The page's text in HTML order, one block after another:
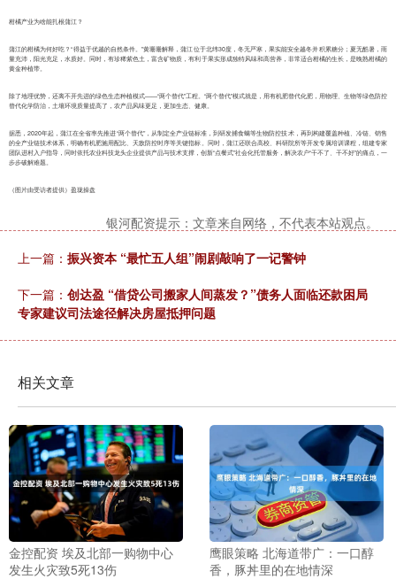
柑橘产业为啥能扎根蒲江？
蒲江的柑橘为何好吃？“得益于优越的自然条件。”黄珊珊解释，蒲江位于北纬30度，冬无严寒，果实能安全越冬并积累糖分；夏无酷暑，雨
量充沛，阳光充足，水质好。同时，有珍稀紫色土，富含矿物质，有利于果实形成独特风味和高营养，非常适合柑橘的生长，是晚熟柑橘的
黄金种植带。
除了地理优势，还离不开先进的绿色生态种植模式——“两个替代”工程。“两个替代”模式就是，用有机肥替代化肥，用物理、生物等绿色防控
替代化学防治，土壤环境质量提高了，农产品风味更足，更加生态、健康。
据悉，2020年起，蒲江在全省率先推进“两个替代”，从制定全产业链标准，到研发捕食螨等生物防控技术，再到构建覆盖种植、冷链、销售
的全产业链技术体系，明确有机肥施用配比、天敌防控时序等关键指标。同时，蒲江还联合高校、科研院所等开发专属培训课程，组建专家
团队进村入户指导，同时依托农业科技龙头企业提供产品与技术支撑，创新“点餐式”社会化托管服务，解决农户“干不了、干不好”的痛点，一
步步破解难题。
（图片由受访者提供）盈珑操盘
银河配资提示：文章来自网络，不代表本站观点。
上一篇： 振兴资本 “最忙五人组”闹剧敲响了一记警钟
下一篇： 创达盈 “借贷公司搬家人间蒸发？”债务人面临还款困局
专家建议司法途径解决房屋抵押问题
相关文章
金控配资 埃及北部一购物中心
发生火灾致5死13伤
鹰眼策略 北海道带广：一口醇
香，豚丼里的在地情深